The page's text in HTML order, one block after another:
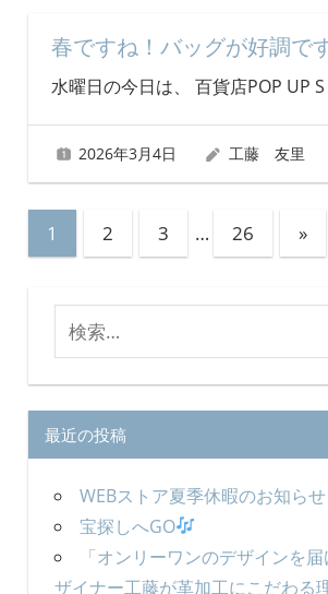
春ですね！バッグが好調です
水曜日の今日は、 百貨店POP UP S
2026年3月4日 工藤 友里
投
稿
の
ペ
ー
ジ
送
り
1 2 3 … 26
次
の
»
対
象:
最近の投稿
WEBストア夏季休暇のお知らせ
宝探しへGO
「オンリーワンのデザインを
ザイナー工藤が革加工にこだわる